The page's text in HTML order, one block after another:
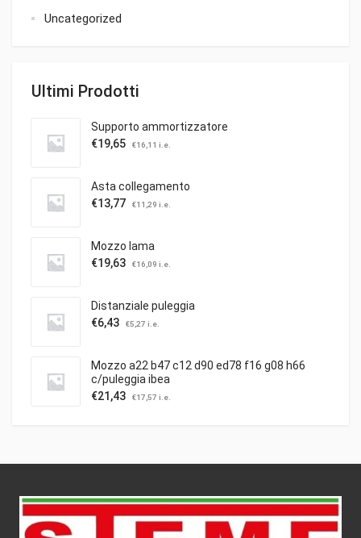
Uncategorized
Ultimi Prodotti
Supporto ammortizzatore
€19,65 €16,11 i.e.
Asta collegamento
€13,77 €11,29 i.e.
Mozzo lama
€19,63 €16,09 i.e.
Distanziale puleggia
€6,43 €5,27 i.e.
Mozzo a22 b47 c12 d90 ed78 f16 g08 h66
c/puleggia ibea
€21,43 €17,57 i.e.